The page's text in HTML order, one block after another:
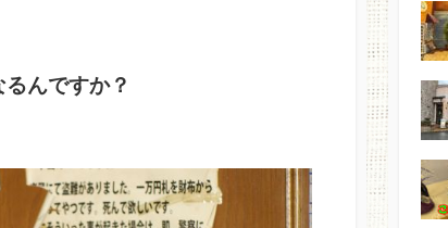
んですか？